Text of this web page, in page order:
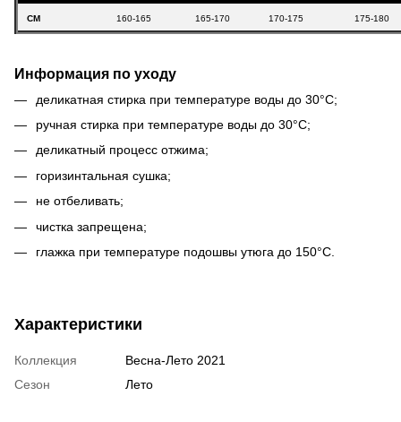
СМ 160-165 165-170 170-175 175-180
Информация по уходу
деликатная стирка при температуре воды до 30°С;
ручная стирка при температуре воды до 30°С;
деликатный процесс отжима;
горизинтальная сушка;
не отбеливать;
чистка запрещена;
глажка при температуре подошвы утюга до 150°С.
Характеристики
Коллекция
Весна-Лето 2021
Сезон
Лето